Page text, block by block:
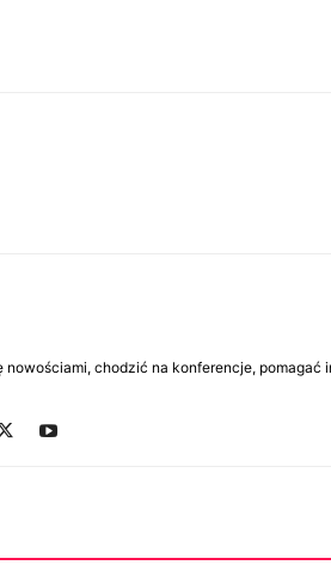
nowościami, chodzić na konferencje,